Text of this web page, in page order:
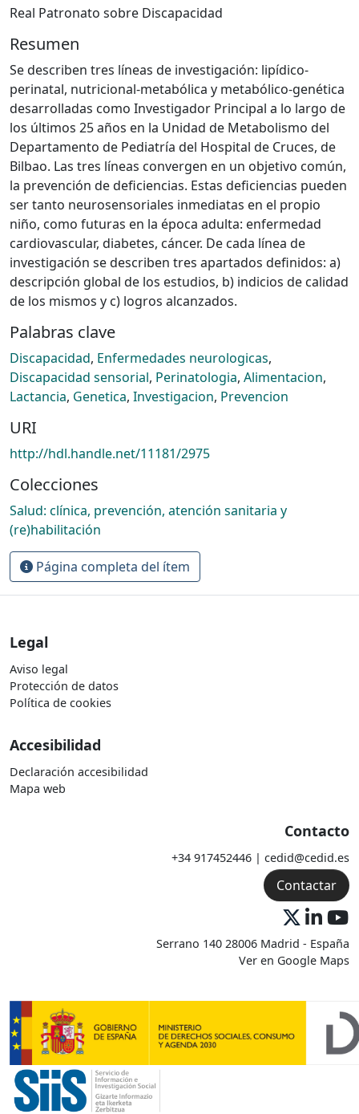
Real Patronato sobre Discapacidad
Resumen
Se describen tres líneas de investigación: lipídico-
perinatal, nutricional-metabólica y metabólico-genética
desarrolladas como Investigador Principal a lo largo de
los últimos 25 años en la Unidad de Metabolismo del
Departamento de Pediatría del Hospital de Cruces, de
Bilbao. Las tres líneas convergen en un objetivo común,
la prevención de deficiencias. Estas deficiencias pueden
ser tanto neurosensoriales inmediatas en el propio
niño, como futuras en la época adulta: enfermedad
cardiovascular, diabetes, cáncer. De cada línea de
investigación se describen tres apartados definidos: a)
descripción global de los estudios, b) indicios de calidad
de los mismos y c) logros alcanzados.
Palabras clave
Discapacidad, Enfermedades neurologicas,
Discapacidad sensorial, Perinatologia, Alimentacion,
Lactancia, Genetica, Investigacion, Prevencion
URI
http://hdl.handle.net/11181/2975
Colecciones
Salud: clínica, prevención, atención sanitaria y
(re)habilitación
Página completa del ítem
Legal
Aviso legal
Protección de datos
Política de cookies
Accesibilidad
Declaración accesibilidad
Mapa web
Contacto
+34 917452446 | cedid@cedid.es
Contactar
Serrano 140 28006 Madrid - España
Ver en Google Maps